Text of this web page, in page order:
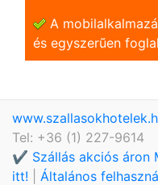
A
és egyszerũen
Tel: +36 (1) 227-9614
✔️ Szállás akciós áron
itt!
Általános